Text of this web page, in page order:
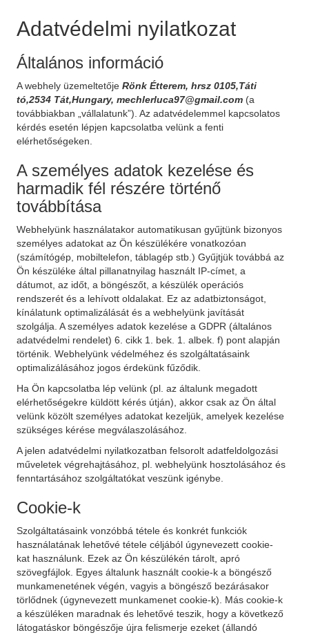
Adatvédelmi nyilatkozat
Általános információ
A webhely üzemeltetője Rönk Étterem, hrsz 0105,Táti
tó,2534 Tát,Hungary, mechlerluca97@gmail.com (a
továbbiakban „vállalatunk”). Az adatvédelemmel kapcsolatos
kérdés esetén lépjen kapcsolatba velünk a fenti
elérhetőségeken.
A személyes adatok kezelése és
harmadik fél részére történő
továbbítása
Webhelyünk használatakor automatikusan gyűjtünk bizonyos
személyes adatokat az Ön készülékére vonatkozóan
(számítógép, mobiltelefon, táblagép stb.) Gyűjtjük továbbá az
Ön készüléke által pillanatnyilag használt IP-címet, a
dátumot, az időt, a böngészőt, a készülék operációs
rendszerét és a lehívott oldalakat. Ez az adatbiztonságot,
kínálatunk optimalizálását és a webhelyünk javítását
szolgálja. A személyes adatok kezelése a GDPR (általános
adatvédelmi rendelet) 6. cikk 1. bek. 1. albek. f) pont alapján
történik. Webhelyünk védelméhez és szolgáltatásaink
optimalizálásához jogos érdekünk fűződik.
Ha Ön kapcsolatba lép velünk (pl. az általunk megadott
elérhetőségekre küldött kérés útján), akkor csak az Ön által
velünk közölt személyes adatokat kezeljük, amelyek kezelése
szükséges kérése megválaszolásához.
A jelen adatvédelmi nyilatkozatban felsorolt adatfeldolgozási
műveletek végrehajtásához, pl. webhelyünk hosztolásához és
fenntartásához szolgáltatókat veszünk igénybe.
Cookie-k
Szolgáltatásaink vonzóbbá tétele és konkrét funkciók
használatának lehetővé tétele céljából úgynevezett cookie-
kat használunk. Ezek az Ön készülékén tárolt, apró
szövegfájlok. Egyes általunk használt cookie-k a böngésző
munkamenetének végén, vagyis a böngésző bezárásakor
törlődnek (úgynevezett munkamenet cookie-k). Más cookie-k
a készüléken maradnak és lehetővé teszik, hogy a következő
látogatáskor böngészője újra felismerje ezeket (állandó